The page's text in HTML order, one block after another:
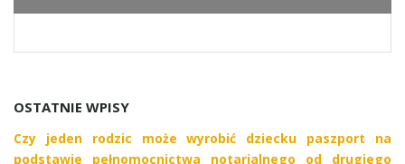
OSTATNIE WPISY
Czy jeden rodzic może wyrobić dziecku paszport na
podstawie pełnomocnictwa notarialnego od drugiego